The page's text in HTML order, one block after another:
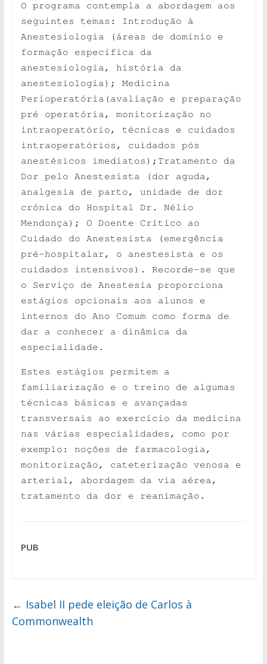
O programa contempla a abordagem aos
seguintes temas: Introdução à
Anestesiologia (áreas de domínio e
formação específica da
anestesiologia, história da
anestesiologia); Medicina
Perioperatória(avaliação e preparação
pré operatória, monitorização no
intraoperatório, técnicas e cuidados
intraoperatórios, cuidados pós
anestésicos imediatos);Tratamento da
Dor pelo Anestesista (dor aguda,
analgesia de parto, unidade de dor
crónica do Hospital Dr. Nélio
Mendonça); O Doente Crítico ao
Cuidado do Anestesista (emergência
pré-hospitalar, o anestesista e os
cuidados intensivos). Recorde-se que
o Serviço de Anestesia proporciona
estágios opcionais aos alunos e
internos do Ano Comum como forma de
dar a conhecer a dinâmica da
especialidade.
Estes estágios permitem a
familiarização e o treino de algumas
técnicas básicas e avançadas
transversais ao exercício da medicina
nas várias especialidades, como por
exemplo: noções de farmacologia,
monitorização, cateterização venosa e
arterial, abordagem da via aérea,
tratamento da dor e reanimação.
PUB
← Isabel II pede eleição de Carlos à
Commonwealth